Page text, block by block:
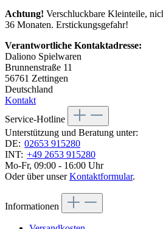
Achtung! Verschluckbare Kleinteile,
36 Monaten. Erstickungsgefahr!
Verantwortliche Kontaktadresse:
Daliono Spielwaren
Brunnenstraße 11
56761 Zettingen
Deutschland
Kontakt
Service-Hotline
Unterstützung und Beratung unter:
DE: 02653 915280
INT: +49 2653 915280
Mo-Fr, 09:00 - 16:00 Uhr
Oder über unserKontaktformular.
Informationen